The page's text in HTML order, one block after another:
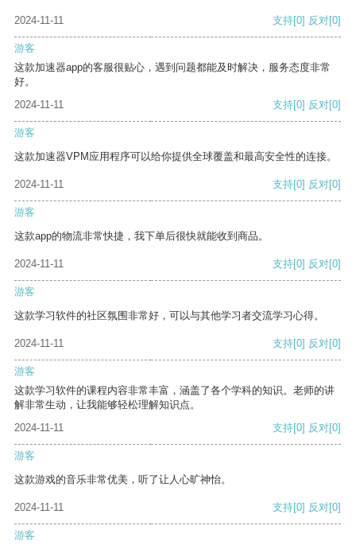
2024-11-11 支持[0] 反对[0]
游客
这款加速器app的客服很贴心，遇到问题都能及时解决，服务态度非常
好。
2024-11-11
支持[0] 反对[0]
游客
这款加速器VPM应用程序可以给你提供全球覆盖和最高安全性的连接。
2024-11-11 支持[0] 反对[0]
游客
这款app的物流非常快捷，我下单后很快就能收到商品。
2024-11-11 支持[0] 反对[0]
游客
这款学习软件的社区氛围非常好，可以与其他学习者交流学习心得。
2024-11-11 支持[0] 反对[0]
游客
这款学习软件的课程内容非常丰富，涵盖了各个学科的知识。老师的讲
解非常生动，让我能够轻松理解知识点。
2024-11-11
支持[0] 反对[0]
游客
这款游戏的音乐非常优美，听了让人心旷神怡。
2024-11-11 支持[0] 反对[0]
游客